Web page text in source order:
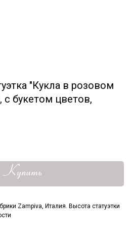
"Кукла в розовом
букетом цветов,
Купить
Zampiva, Италия. Высота статуэтки